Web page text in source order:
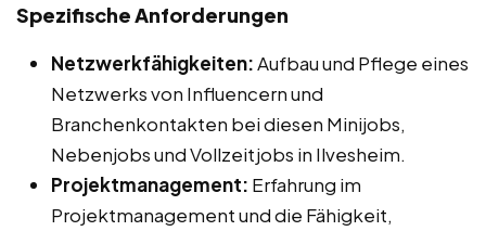
Spezifische Anforderungen
Netzwerkfähigkeiten:Aufbau und Pflege eines
Netzwerks von Influencern und
Branchenkontakten bei diesen Minijobs,
Nebenjobs und Vollzeitjobs in Ilvesheim.
Projektmanagement: Erfahrung im
Projektmanagement und die Fähigkeit,